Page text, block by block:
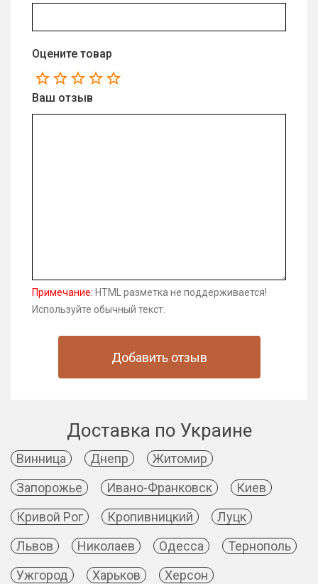
Оцените товар
Ваш отзыв
Примечание: HTML разметка не поддерживается!
Используйте обычный текст.
Добавить отзыв
Доставка по Украине
Винница Днепр
Житомир
Запорожье
Ивано-Франковск
Киев
Кривой Рог
Кропивницкий
Луцк
Львов
Николаев Одесса
Тернополь
Ужгород
Харьков
Херсон